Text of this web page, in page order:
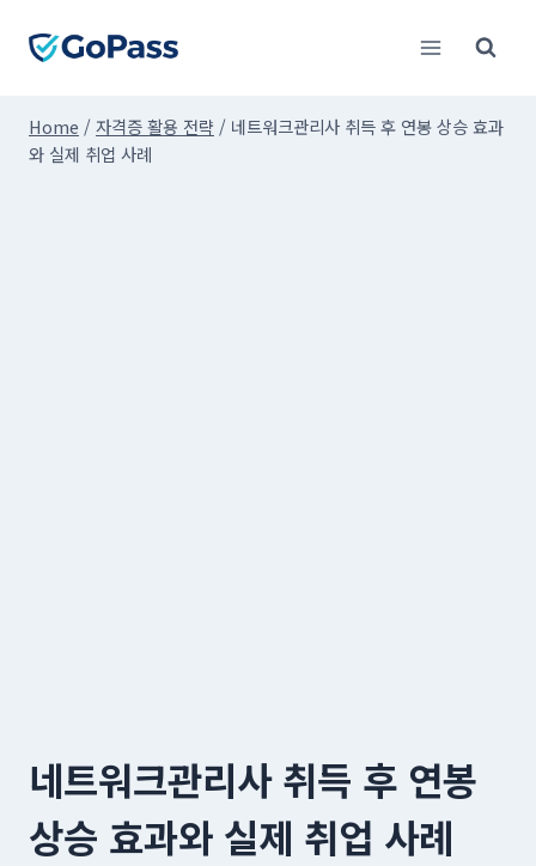
Home /자격증 활용 전략 / 네트워크관리사 취득 후 연봉 상승 효과
와 실제 취업 사례
네트워크관리사 취득 후 연봉
상승 효과와 실제 취업 사례